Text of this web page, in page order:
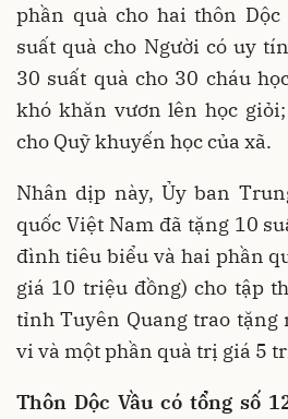
phần quà cho hai thôn Dộc
suất quà cho Người có uy
30 suất quà cho 30 cháu
khó khăn vươn lên học
cho Quỹ khuyến học của xã.
Nhân dịp này, Ủy ban
quốc Việt Nam đã tặng 10
đình tiêu biểu và hai phần
giá 10 triệu đồng) cho tập
tỉnh Tuyên Quang trao tặng
vi và một phần quà trị giá 5
Thôn Dộc Vầu có tổng số